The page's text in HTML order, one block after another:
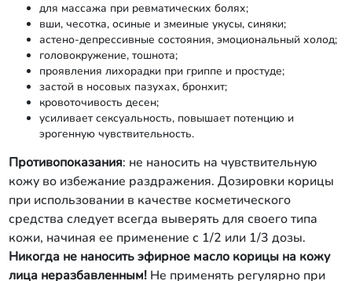
для массажа при ревматических болях;
вши, чесотка, оси­ные и змеиные укусы, синяки;
астено-депрессивные состояния, эмоциональный холод;
головокружение, тошнота;
проявления лихорадки при гриппе и простуде;
застой в носовых пазухах, бронхит;
кровоточивость десен;
усиливает сексуальность, повышает потенцию и
эрогенную чувствитель­ность.
Противопоказания: не наносить на чувствительную
кожу во избежа­ние раздражения. Дозировки корицы
при использовании в качестве кос­метического
средства следует всегда выверять для своего типа
кожи, на­чиная ее применение с 1/2 или 1/3 дозы.
Никогда не наносить эфирное масло корицы на кожу
лица неразбавленным!Не применять регулярно при